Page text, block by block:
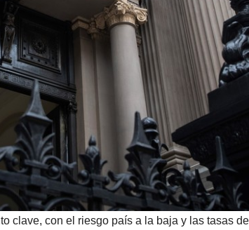
clave, con el riesgo país a la baja y las tasas